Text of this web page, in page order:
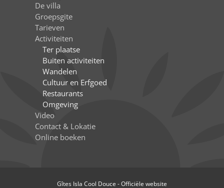
De villa
Groepsgite
Tarieven
Activiteiten
Ter plaatse
Buiten activiteiten
Wandelen
Cultuur en Erfgoed
Restaurants
Omgeving
Video
Contact & Lokatie
Online boeken
Gîtes Isla Cool Douce - Officiële website